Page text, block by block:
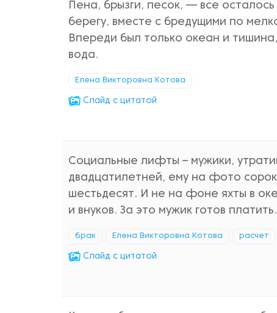
Пена, брызги, песок, — все
берегу, вместе с бредущими по
Впереди был только океан и
вода.
Елена Викторовна Котова
Cлайд с цитатой
Социальные лифты – мужики,
двадцатилетней, ему на фото
шестьдесят. И не на фоне яхты в
и внуков. За это мужик готов платить.
брак Елена Викторовна Котова расчет
Cлайд с цитатой